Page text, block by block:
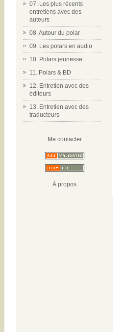
07. Les plus récents
entretiens avec des
auteurs
08. Autour du polar
09. Les polars en audio
10. Polars jeunesse
11. Polars & BD
12. Entretien avec des
éditeurs
13. Entretien avec des
traducteurs
Me contacter
À propos